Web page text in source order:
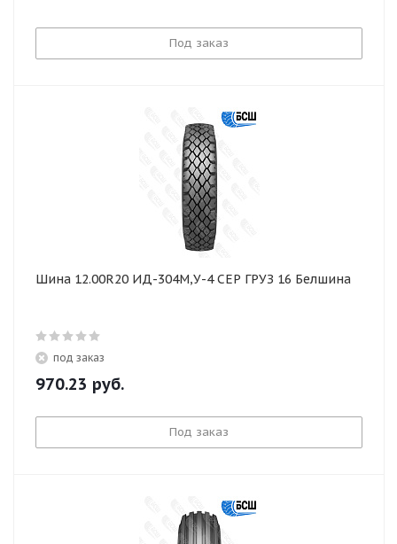
Под заказ
Шина 12.00R20 ИД-304М,У-4 СЕР ГРУЗ 16 Белшина
под заказ
970.23 руб.
Под заказ